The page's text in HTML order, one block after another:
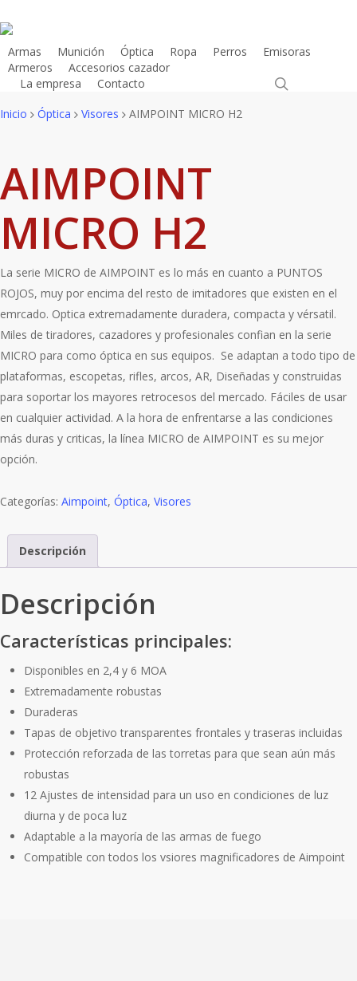
to
main
content
Armas Munición Óptica Ropa Perros
Emisoras
Armeros
Accesorios cazador
La empresa
Contacto
Inicio Óptica Visores AIMPOINT MICRO H2
AIMPOINT
MICRO H2
La serie MICRO de AIMPOINT es lo más en cuanto a PUNTOS
ROJOS, muy por encima del resto de imitadores que existen en el
emrcado. Optica extremadamente duradera, compacta y vérsatil.
Miles de tiradores, cazadores y profesionales confian en la serie
MICRO para como óptica en sus equipos. Se adaptan a todo tipo de
plataformas, escopetas, rifles, arcos, AR, Diseñadas y construidas
para soportar los mayores retrocesos del mercado. Fáciles de usar
en cualquier actividad. A la hora de enfrentarse a las condiciones
más duras y criticas, la línea MICRO de AIMPOINT es su mejor
opción.
Categorías: Aimpoint, Óptica, Visores
Descripción
Descripción
Características principales:
Disponibles en 2,4 y 6 MOA
Extremadamente robustas
Duraderas
Tapas de objetivo transparentes frontales y traseras incluidas
Protección reforzada de las torretas para que sean aún más
robustas
12 Ajustes de intensidad para un uso en condiciones de luz
diurna y de poca luz
Adaptable a la mayoría de las armas de fuego
Compatible con todos los vsiores magnificadores de Aimpoint